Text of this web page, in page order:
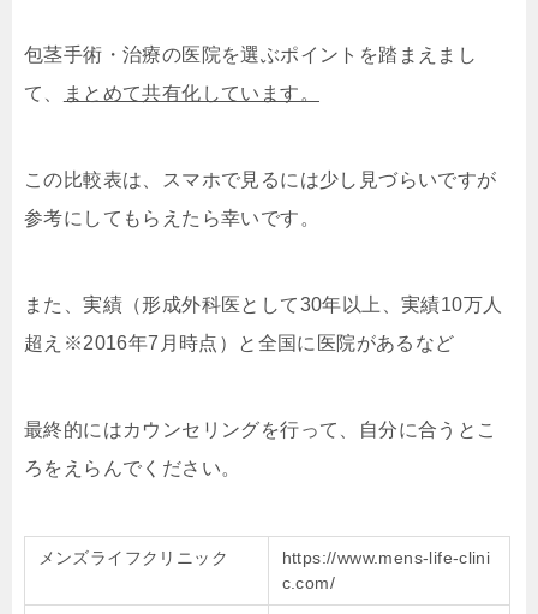
包茎手術・治療の医院を選ぶポイントを踏まえまし
て、
まとめて共有化しています。
この比較表は、スマホで見るには少し見づらいですが
参考にしてもらえたら幸いです。
また、実績（形成外科医として30年以上、実績10万人
超え※2016年7月時点）と全国に医院があるなど
最終的にはカウンセリングを行って、自分に合うとこ
ろをえらんでください。
メンズライフクリニック
https://www.mens-life-clini
c.com/